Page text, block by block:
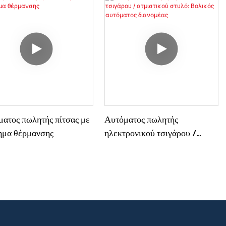
Οι καταναλωτές
να ολοκληρώσουν μια
απευθείας σε ένα
τηλεπικοινωνιακών
Χρησιμοποιούν
έως την αναχώρηση.
πωλητής πίτσας με
θέρμανσης
Αυτόματος πωλητής
ηλεκτρονικού τσιγάρου /